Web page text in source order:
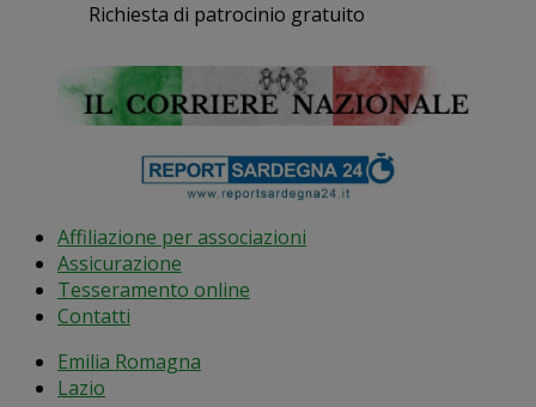
Richiesta di patrocinio gratuito
Affiliazione per associazioni
Assicurazione
Tesseramento online
Contatti
Emilia Romagna
Lazio